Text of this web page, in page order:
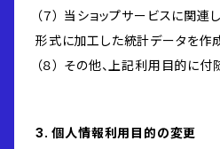
（７） 当ショップサービスに関連
形式に加工した統計データを作
（８） その他、上記利用目的に
3. 個人情報利用目的の変更